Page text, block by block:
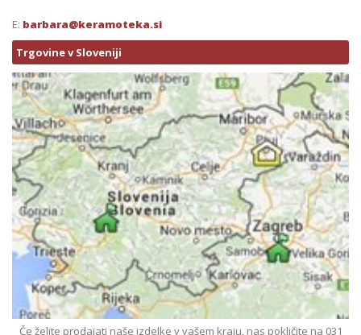
E: barbara@keramoteka.si
Trgovine v Sloveniji
Če želite prodajati naše izdelke v vašem kraju, nas pokličite na 031